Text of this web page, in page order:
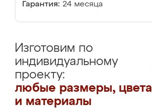
Гарантия: 24 месяца
Изготовим по
индивидуальному
проекту:
любые размеры, цвета
и материалы